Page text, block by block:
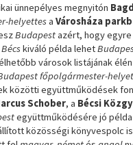
ünnepélyes megnyitón
helyettesaVárosháza
Budapestazért, hogy
Bécskiváló példa lehet
városok listájának
főpolgármester-
közötti együttműködések
Schober, a Bécsi
együttműködésére jó példa
közösségi könyvespolc